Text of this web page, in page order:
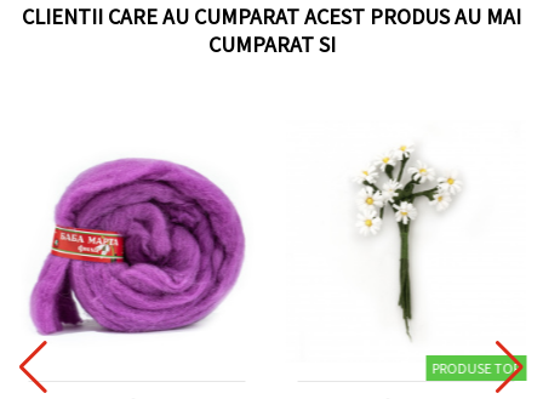
CLIENTII CARE AU CUMPARAT ACEST PRODUS AU MAI
CUMPARAT SI
PRODUSE TOP